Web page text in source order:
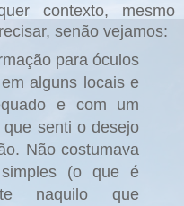
contexto, mesmo
senão vejamos:
para óculos
alguns locais e
e com um
senti o desejo
Não costumava
(o que é
naquilo que